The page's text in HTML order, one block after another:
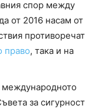
спор между
от 2016 насам от
противоречат
право, така и на
за сигурност